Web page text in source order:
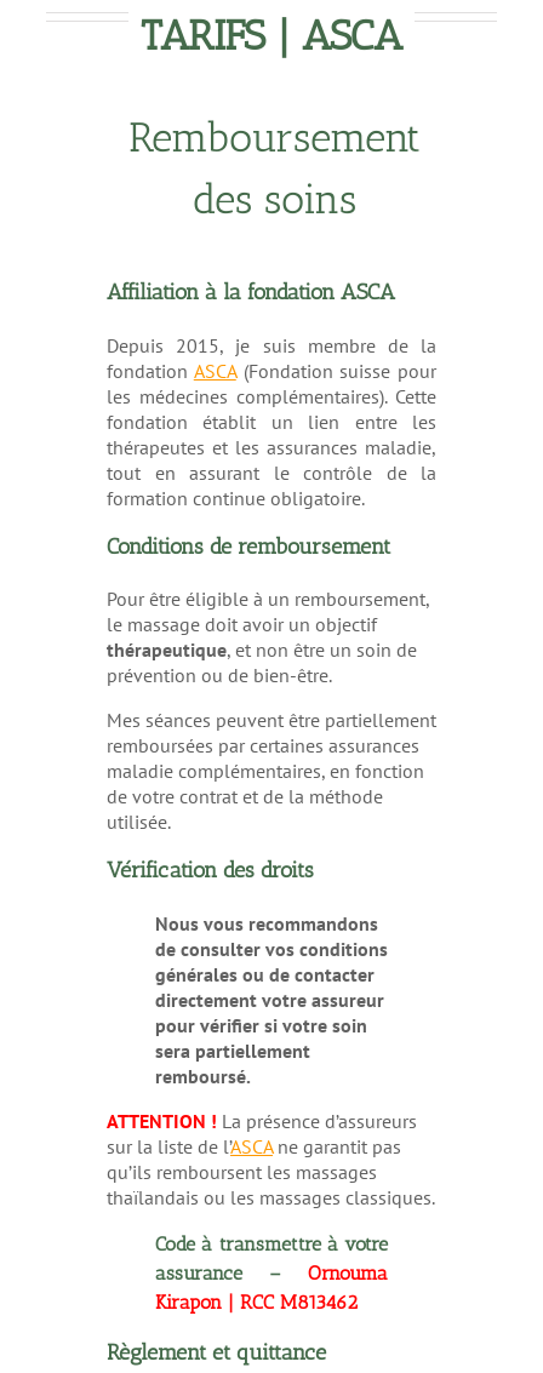
TARIFS | ASCA
Remboursement
des soins
Affiliation à la fondation ASCA
Depuis 2015, je suis membre de la
fondation ASCA(Fondation suisse pour
les médecines complémentaires). Cette
fondation établit un lien entre les
thérapeutes et les assurances maladie,
tout en assurant le contrôle de la
formation continue obligatoire.
Conditions de remboursement
Pour être éligible à un remboursement,
le massage doit avoir un objectif
thérapeutique, et non être un soin de
prévention ou de bien-être.
Mes séances peuvent être partiellement
remboursées par certaines assurances
maladie complémentaires, en fonction
de votre contrat et de la méthode
utilisée.
Vérification des droits
Nous vous recommandons
de consulter vos conditions
générales ou de contacter
directement votre assureur
pour vérifier si votre soin
sera partiellement
remboursé.
ATTENTION ! La présence d’assureurs
sur la liste de l’ASCAne garantit pas
qu’ils remboursent les massages
thaïlandais ou les massages classiques.
Code à transmettre à votre
assurance – Ornouma
Kirapon | RCC M813462
Règlement et quittance